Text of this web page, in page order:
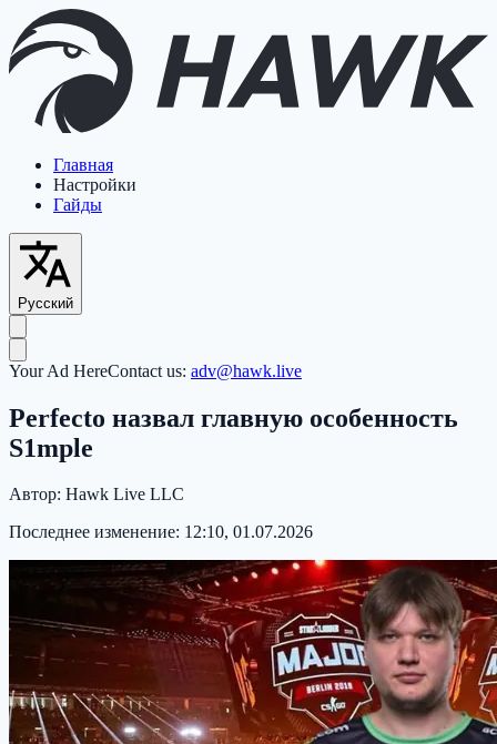
Главная
Настройки
Гайды
Русский
Your Ad HereContact us: adv@hawk.live
Perfecto назвал главную особенность
S1mple
Автор: Hawk Live LLC
Последнее изменение: 12:10, 01.07.2026